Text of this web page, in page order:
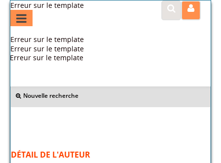
Erreur sur le template
Erreur sur le template
Erreur sur le template
Erreur sur le template
Nouvelle recherche
DÉTAIL DE L'AUTEUR